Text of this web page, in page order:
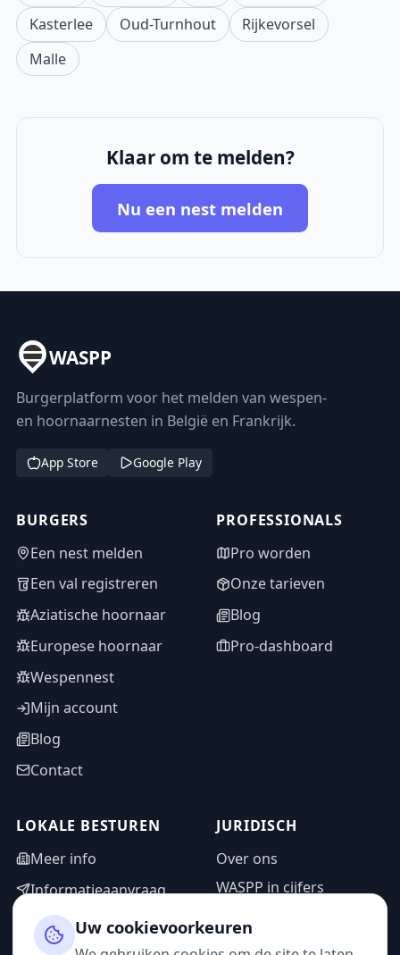
Kasterlee
Oud-Turnhout
Rijkevorsel
Malle
Klaar om te melden?
Nu een nest melden
WASPP
Burgerplatform voor het melden van wespen-
en hoornaarnesten in België en Frankrijk.
App Store Google Play
BURGERS
Een nest melden
Een val registreren
Aziatische hoornaar
Europese hoornaar
Wespennest
Mijn account
Blog
Contact
PROFESSIONALS
Pro worden
Onze tarieven
Blog
Pro-dashboard
LOKALE BESTUREN
Meer info
Informatieaanvraag
Adminzone
JURIDISCH
Over ons
WASPP in cijfers
Privacybeleid
Uw cookievoorkeuren